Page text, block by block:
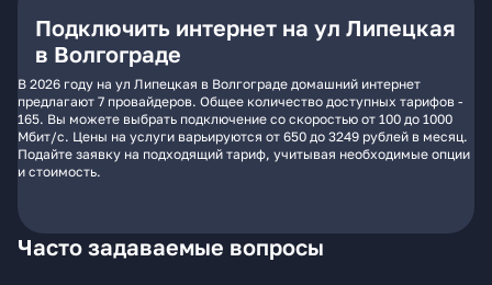
Подключить интернет на ул Липецкая
в Волгограде
В 2026 году на ул Липецкая в Волгограде домашний интернет
предлагают 7 провайдеров. Общее количество доступных тарифов -
165. Вы можете выбрать подключение со скоростью от 100 до 1000
Мбит/с. Цены на услуги варьируются от 650 до 3249 рублей в месяц.
Подайте заявку на подходящий тариф, учитывая необходимые опции
и стоимость.
Часто задаваемые вопросы